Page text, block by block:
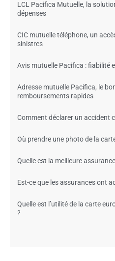
LCL Pacifica Mutuelle, la
dépenses
CIC mutuelle téléphone, un
sinistres
Avis mutuelle Pacifica : fiabilité
Adresse mutuelle Pacifica, le
remboursements rapides
Comment déclarer un accident
Où prendre une photo de la
Quelle est la meilleure
Est-ce que les assurances ont
Quelle est l’utilité de la carte
?